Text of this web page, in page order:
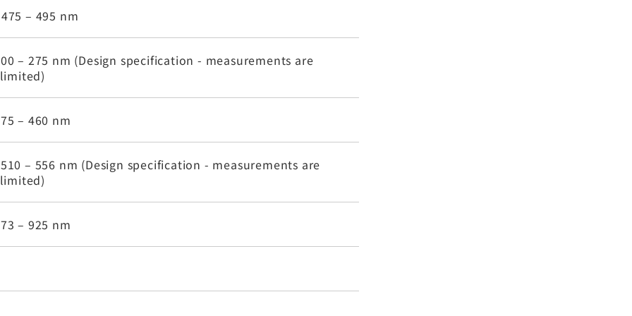
– 495 nm
– 275 nm (Design specification - measurements are
– 460 nm
– 556 nm (Design specification - measurements are
– 925 nm